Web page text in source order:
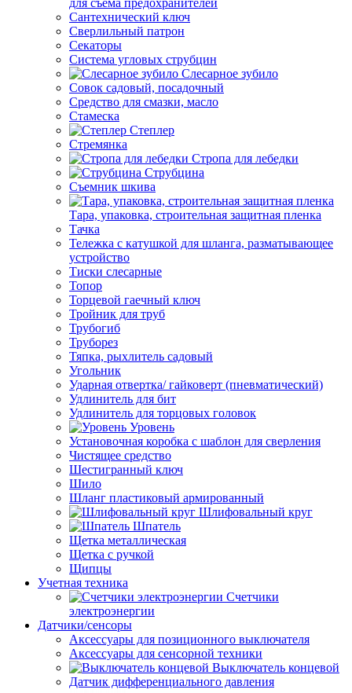
для съема предохранителей
Сантехнический ключ
Сверлильный патрон
Секаторы
Система угловых струбцин
Слесарное зубило
Совок садовый, посадочный
Средство для смазки, масло
Стамеска
Степлер
Стремянка
Стропа для лебедки
Струбцина
Съемник шкива
Тара, упаковка, строительная защитная пленка
Тачка
Тележка с катушкой для шланга, разматывающее
устройство
Тиски слесарные
Топор
Торцевой гаечный ключ
Тройник для труб
Трубогиб
Труборез
Тяпка, рыхлитель садовый
Угольник
Ударная отвертка/ гайковерт (пневматический)
Удлинитель для бит
Удлинитель для торцовых головок
Уровень
Установочная коробка с шаблон для сверления
Чистящее средство
Шестигранный ключ
Шило
Шланг пластиковый армированный
Шлифовальный круг
Шпатель
Щетка металлическая
Щетка с ручкой
Щипцы
Учетная техника
Счетчики
электроэнергии
Датчики/сенсоры
Аксессуары для позиционного выключателя
Аксессуары для сенсорной техники
Выключатель концевой
Датчик дифференциального давления